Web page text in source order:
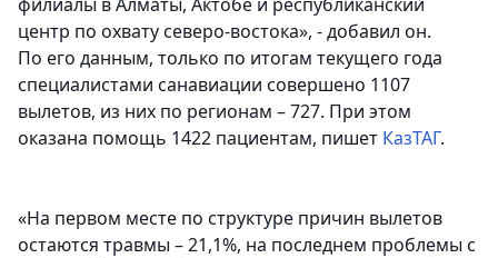
центр по охвату северо-востока», - добавил он.
По его данным, только по итогам текущего года
специалистами санавиации совершено 1107
вылетов, из них по регионам – 727. При этом
оказана помощь 1422 пациентам, пишет КазТАГ.
«На первом месте по структуре причин вылетов
остаются травмы – 21,1%, на последнем проблемы с